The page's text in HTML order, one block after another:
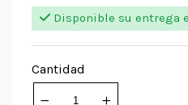
Disponible su entrega
Cantidad